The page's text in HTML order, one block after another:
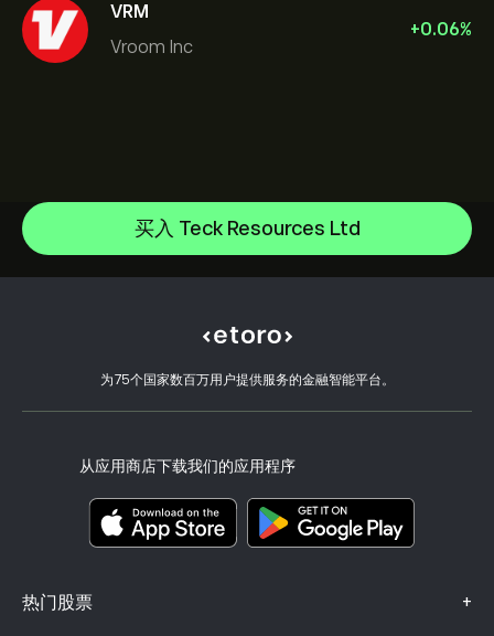
VRM
Vroom Inc
+0.06%
买入 Teck Resources Ltd
为75个国家数百万用户提供服务的金融智能平台。
从应用商店下载我们的应用程序
热门股票 +
Microsoft
Apple
如何入金
如何出金
开设账户
客户端漏洞
CopyTrading 简介
负责任交易
eToro Academy
选择 eToro 的理由
我们的办事处
风险披露
关键信息文档
投诉信息（FCA 客户）
投资保险